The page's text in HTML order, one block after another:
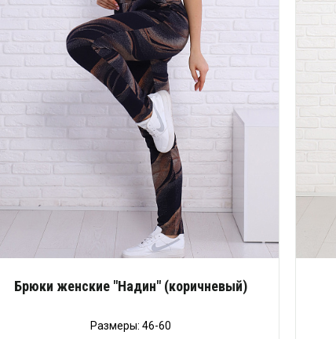
Брюки женские "Надин" (коричневый)
Размеры: 46-60